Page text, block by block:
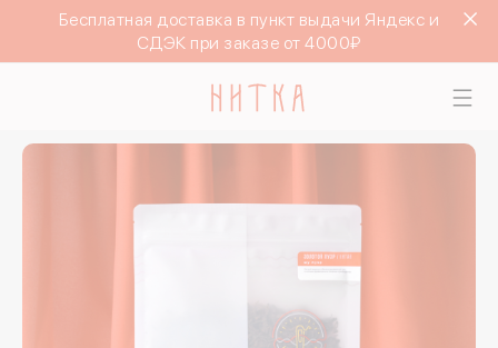
Бесплатная доставка в пункт выдачи Яндекс и
СДЭК при заказе от 4000₽